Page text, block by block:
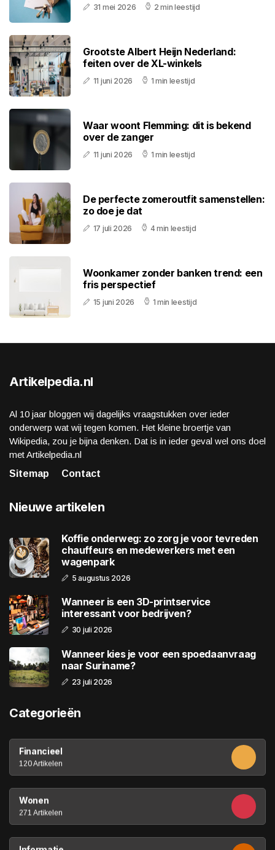
31 mei 2026 2 min leestijd
Grootste Albert Heijn Nederland:
feiten over de XL-winkels
11 juni 2026 1 min leestijd
Waar woont Flemming: dit is bekend
over de zanger
11 juni 2026 1 min leestijd
De perfecte zomeroutfit samenstellen:
zo doe je dat
17 juli 2026 4 min leestijd
Woonkamer zonder banken trend: een
fris perspectief
15 juni 2026 1 min leestijd
Artikelpedia.nl
Al 10 jaar bloggen wij dagelijks vraagstukken over ieder
onderwerp wat wij tegen komen. Het kleine broertje van
Wikipedia, zou je bijna denken. Dat is in ieder geval wel ons doel
met Artikelpedia.nl
Sitemap
Contact
Nieuwe artikelen
Koffie onderweg: zo zorg je voor tevreden
chauffeurs en medewerkers met een
wagenpark
5 augustus 2026
Wanneer is een 3D-printservice
interessant voor bedrijven?
30 juli 2026
Wanneer kies je voor een spoedaanvraag
naar Suriname?
23 juli 2026
Categorieën
Financieel
120 Artikelen
Wonen
271 Artikelen